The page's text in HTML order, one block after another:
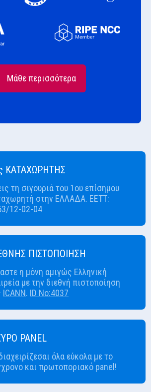
Μάθε περισσότερα
ΚΑΤΑΧΩΡΗΤΗΣ
τη σιγουριά του 1ου επίσημου
στην ΕΛΛΑΔΑ. ΕΕΤΤ:
12-02-04
ΠΙΣΤΟΠΟΙΗΣΗ
η μόνη αμιγώς Ελληνική
με την διεθνή πιστοποίηση
ICANN. ID No:4037
PANEL
όλα εύκολα με το
και πρωτοποριακό panel!